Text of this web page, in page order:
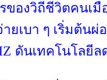
ของวิถีชีวิตคนเมื
ายเบา ๆ เริ่มต้น
ดันเทคโนโลยีล